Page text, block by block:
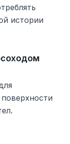
истории